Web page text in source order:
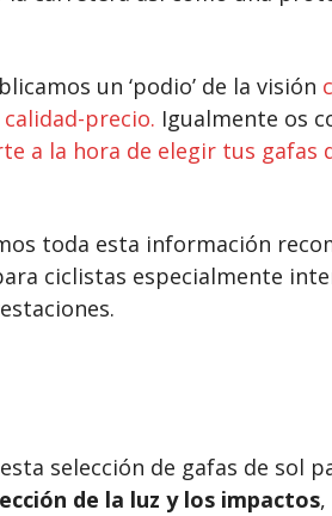
un ‘podio’ de la visión
precio. Igualmente os
a la hora de elegir tus gafas
toda esta información
ciclistas especialmente
selección de gafas de sol
de la luz y los impactos,